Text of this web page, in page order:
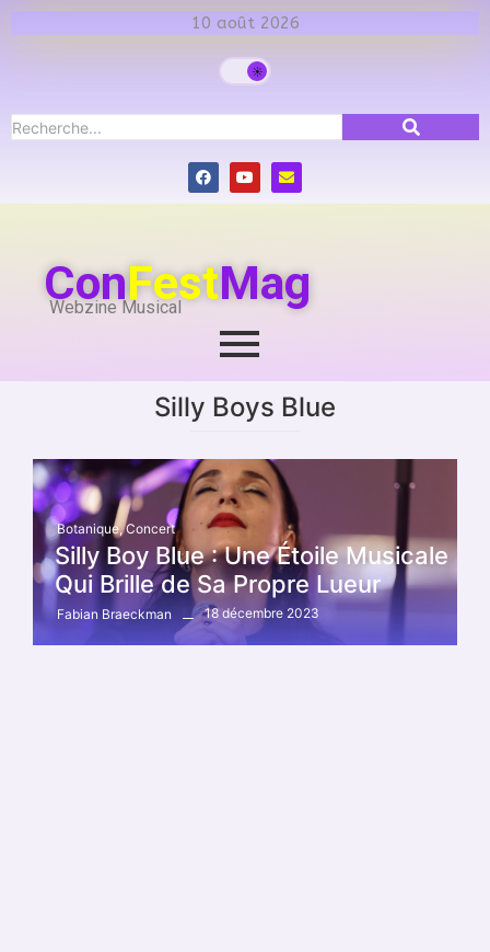
10 août 2026
ConFestMag
Webzine Musical
Silly Boys Blue
Botanique, Concert
Silly Boy Blue : Une Étoile Musicale
Qui Brille de Sa Propre Lueur
Fabian Braeckman 18 décembre 2023